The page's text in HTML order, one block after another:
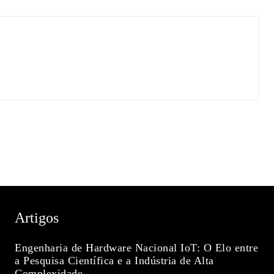
Artigos
Engenharia de Hardware Nacional IoT: O Elo entre
a Pesquisa Científica e a Indústria de Alta